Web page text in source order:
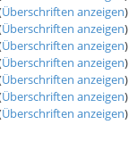
Überschriften anzeigen)
Überschriften anzeigen)
Überschriften anzeigen)
Überschriften anzeigen)
Überschriften anzeigen)
Überschriften anzeigen)
Überschriften anzeigen)